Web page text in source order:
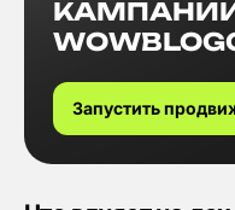
Запустить